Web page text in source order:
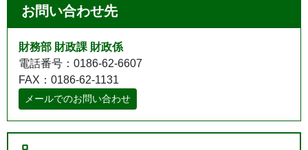
お問い合わせ先
財務部 財政課 財政係
電話番号：0186-62-6607
FAX：0186-62-1131
メールでのお問い合わせ